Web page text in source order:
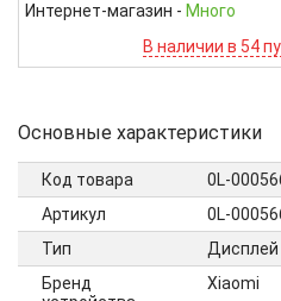
Интернет-магазин - Много
В наличии в 54
Основные характеристики
Код товара
0L-
Артикул
0L-
Тип
Дисплей
Бренд
Xiaomi